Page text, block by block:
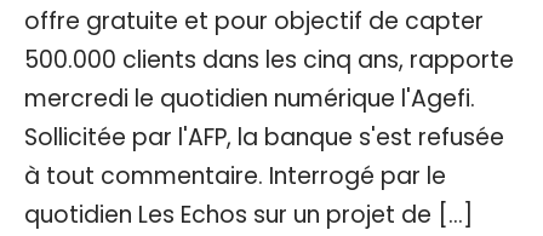
offre gratuite et pour objectif de capter
500.000 clients dans les cinq ans, rapporte
mercredi le quotidien numérique l'Agefi.
Sollicitée par l'AFP, la banque s'est refusée
à tout commentaire. Interrogé par le
quotidien Les Echos sur un projet de […]